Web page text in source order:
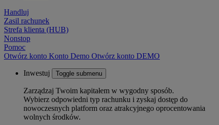
Handluj
Zasil rachunek
Strefa klienta (HUB)
Nonstop
Pomoc
Otwórz konto Konto Demo Otwórz konto DEMO
Inwestuj Toggle submenu
Zarządzaj Twoim kapitałem w wygodny sposób.
Wybierz odpowiedni typ rachunku i zyskaj dostęp do
nowoczesnych platform oraz atrakcyjnego oprocentowania
wolnych środków.